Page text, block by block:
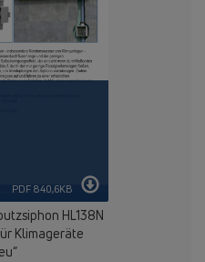
PDF 840,6KB
HL138N
Klimageräte